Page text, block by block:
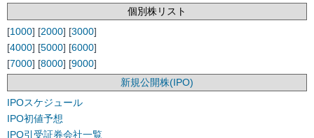
個別株リスト
[1000] [2000] [3000]
[4000] [5000] [6000]
[7000] [8000] [9000]
新規公開株(IPO)
IPOスケジュール
IPO初値予想
IPO引受証券会社一覧